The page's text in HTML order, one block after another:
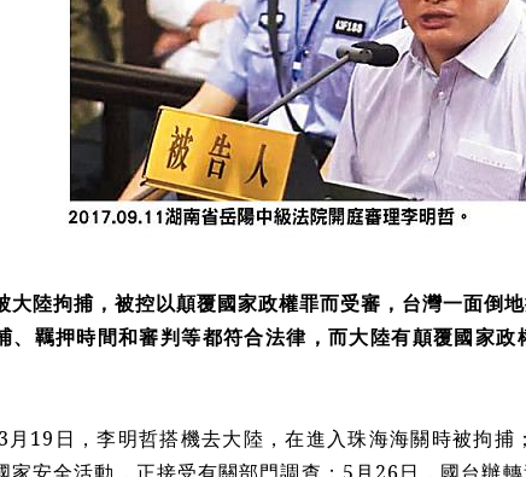
大陸拘捕，被控以顛覆國家政權罪而受審，台灣一面倒
、羈押時間和審判等都符合法律，而大陸有顛覆國家
月19日，李明哲搭機去大陸，在進入珠海海關時被拘